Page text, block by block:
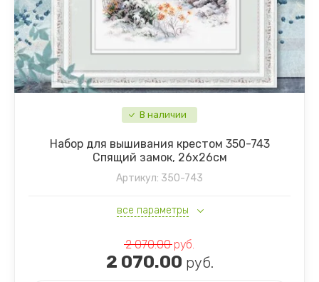
В наличии
Набор для вышивания крестом 350-743
Спящий замок, 26х26см
Артикул: 350-743
все параметры
2 070.00руб.
2 070.00 руб.